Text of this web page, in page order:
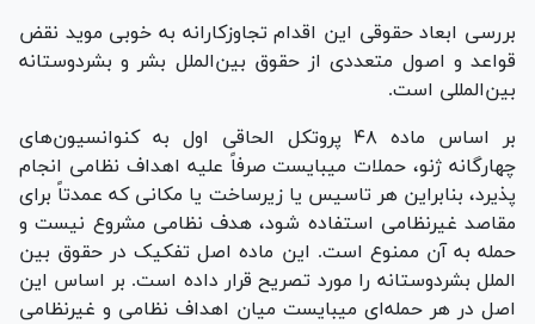
بررسی ابعاد حقوقی این اقدام تجاوزکارانه به خوبی موید نقض
قواعد و اصول متعددی از حقوق بین­‌الملل بشر و بشردوستانه
بین‌­المللی است.
بر اساس ماده ۴۸ پروتکل الحاقی اول به کنوانسیون­‌های
چهارگانه ژنو، حملات می­بایست صرفاً علیه اهداف نظامی انجام
پذیرد، بنابراین هر تاسیس یا زیرساخت یا مکانی که عمدتاً برای
مقاصد غیرنظامی استفاده شود، هدف نظامی مشروع نیست و
حمله به آن ممنوع است. این ماده اصل تفکیک در حقوق بین­‌
الملل بشردوستانه را مورد تصریح قرار داده است. بر اساس این
اصل در هر حمله‌­ای می­بایست میان اهداف نظامی و غیرنظامی